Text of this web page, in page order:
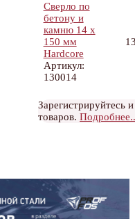
Сверло по
бетону и
камню 14 х
150 мм
Hardcore
Артикул:
130014
Зарегистрируйтесь
товаров.